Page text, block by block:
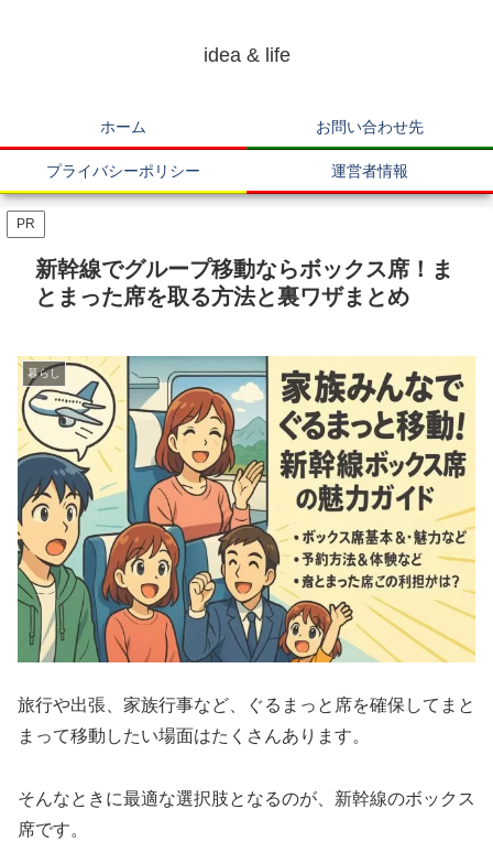
idea & life
ホーム お問い合わせ先
プライバシーポリシー 運営者情報
PR
新幹線でグループ移動ならボックス席！ま
とまった席を取る方法と裏ワザまとめ
暮らし
旅行や出張、家族行事など、ぐるまっと席を確保してまと
まって移動したい場面はたくさんあります。
そんなときに最適な選択肢となるのが、新幹線のボックス
席です。